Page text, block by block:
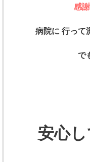
感
病院に 行って
で
安心